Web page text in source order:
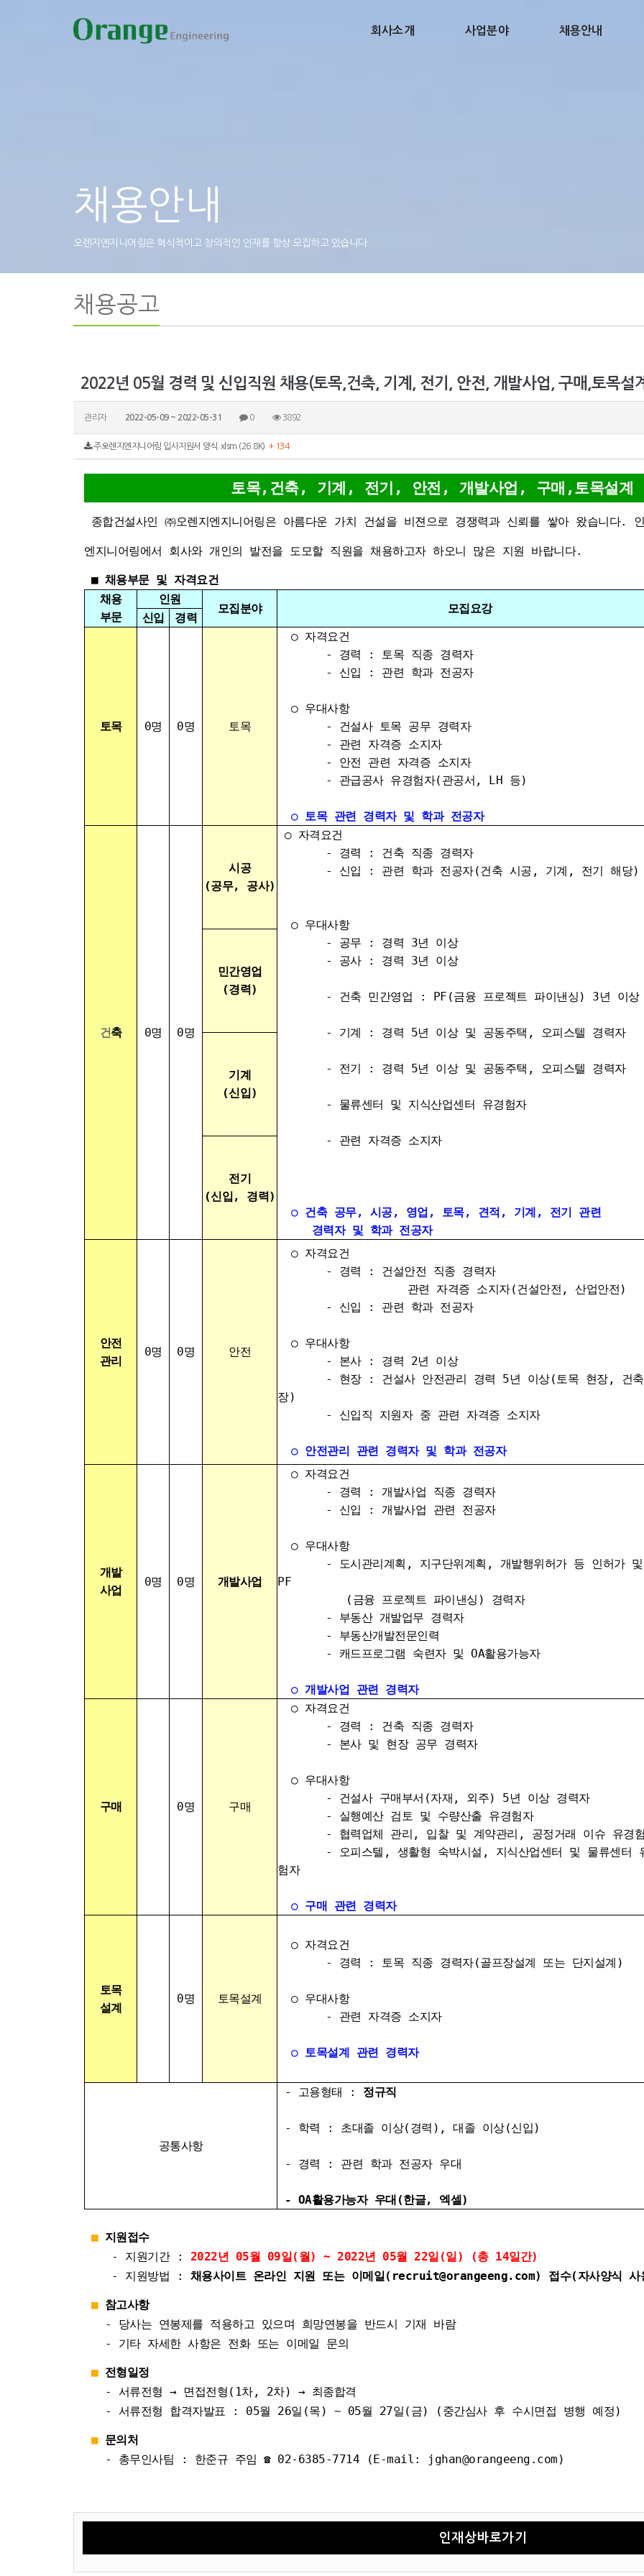
회사소개 사업분야 채용안내
채용안내
오렌지엔지니어링은 혁식적이고 창의적인 인재를 항상 모집하고 있습니다.
채용공고
2022년 05월 경력 및 신입직원 채용(토목,건축, 기계, 전기, 안전, 개발사업, 구매,토목설
관리자 2022-05-09 ~ 2022-05-31 0 3892
주오렌지엔지니어링 입사지원서 양식.xlsm (26.8K) + 134
토목,건축, 기계, 전기, 안전, 개발사업, 구매,토목설계
종합건설사인 ㈜오렌지엔지니어링은 아름다운 가치 건설을 비젼으로 경쟁력과 신뢰를 쌓아 왔습니다.
엔지니어링에서 회사와 개인의 발전을 도모할 직원을 채용하고자 하오니 많은 지원 바랍니다.
■채용부문 및 자격요건
채용
부문
인원
모집분야 모집요강
신입 경력
토목 0명 0명 토목
○ 자격요건
- 경력 : 토목 직종 경력자
- 신입 : 관련 학과 전공자
○ 우대사항
- 건설사 토목 공무 경력자
- 관련 자격증 소지자
- 안전 관련 자격증 소지자
- 관급공사 유경험자(관공서, LH 등)
○ 토목 관련 경력자 및 학과 전공자
건축 0명 0명
시공
(공무, 공사)
○ 자격요건
- 경력 : 건축 직종 경력자
- 신입 : 관련 학과 전공자(건축 시공, 기계, 전기 해당)
○ 우대사항
- 공무 : 경력 3년 이상
- 공사 : 경력 3년 이상
- 건축 민간영업 : PF(금융 프로젝트 파이낸싱) 3년 이상
- 기계 : 경력 5년 이상 및 공동주택, 오피스텔 경력자
- 전기 : 경력 5년 이상 및 공동주택, 오피스텔 경력자
- 물류센터 및 지식산업센터 유경험자
- 관련 자격증 소지자
○ 건축 공무, 시공, 영업, 토목, 견적, 기계, 전기 관련
경력자 및 학과 전공자
민간영업
(경력)
기계
(신입)
전기
(신입, 경력)
안전
관리
0명 0명 안전
○ 자격요건
- 경력 : 건설안전 직종 경력자
관련 자격증 소지자(건설안전, 산업안전)
- 신입 : 관련 학과 전공자
○ 우대사항
- 본사 : 경력 2년 이상
- 현장 : 건설사 안전관리 경력 5년 이상(토목 현장, 건
장)
- 신입직 지원자 중 관련 자격증 소지자
○ 안전관리 관련 경력자 및 학과 전공자
개발
사업
0명 0명 개발사업
○ 자격요건
- 경력 : 개발사업 직종 경력자
- 신입 : 개발사업 관련 전공자
○ 우대사항
- 도시관리계획, 지구단위계획, 개발행위허가 등 인허가 및
PF
(금융 프로젝트 파이낸싱) 경력자
- 부동산 개발업무 경력자
- 부동산개발전문인력
- 캐드프로그램 숙련자 및 OA활용가능자
○ 개발사업 관련 경력자
구매 0명 구매
○ 자격요건
- 경력 : 건축 직종 경력자
- 본사 및 현장 공무 경력자
○ 우대사항
- 건설사 구매부서(자재, 외주) 5년 이상 경력자
- 실행예산 검토 및 수량산출 유경험자
- 협력업체 관리, 입찰 및 계약관리, 공정거래 이슈 유경
- 오피스텔, 생활형 숙박시설, 지식산업센터 및 물류센터
험자
○ 구매 관련 경력자
토목
설계
0명 토목설계
○ 자격요건
- 경력 : 토목 직종 경력자(골프장설계 또는 단지설계)
○ 우대사항
- 관련 자격증 소지자
○ 토목설계 관련 경력자
공통사항
- 고용형태 : 정규직
- 학력 : 초대졸 이상(경력), 대졸 이상(신입)
- 경력 : 관련 학과 전공자 우대
- OA활용가능자 우대(한글, 엑셀)
■지원접수
- 지원기간 : 2022년 05월 09일(월) ~ 2022년 05월 22일(일) (총 14일간)
- 지원방법 : 채용사이트 온라인 지원 또는 이메일(recruit@orangeeng.com) 접수(자사양식 사
■참고사항
- 당사는 연봉제를 적용하고 있으며 희망연봉을 반드시 기재 바람
- 기타 자세한 사항은 전화 또는 이메일 문의
■전형일정
- 서류전형 → 면접전형(1차, 2차) → 최종합격
- 서류전형 합격자발표 : 05월 26일(목) ~ 05월 27일(금) (중간심사 후 수시면접 병행 예정)
■ 문의처
- 총무인사팀 : 한준규 주임 ☎ 02-6385-7714 (E-mail: jghan@orangeeng.com)
인재상바로가기